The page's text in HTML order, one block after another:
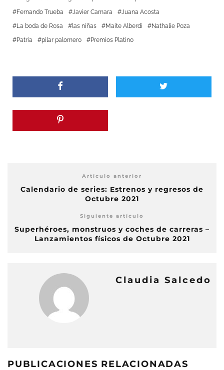
Fernando Trueba
Javier Camara
Juana Acosta
La boda de Rosa
las niñas Maite Alberdi
Nathalie Poza
Patria
pilar palomero Premios Platino
Artículo anterior
Calendario de series: Estrenos y regresos de
Octubre 2021
Siguiente artículo
Superhéroes, monstruos y coches de carreras –
Lanzamientos físicos de Octubre 2021
Claudia Salcedo
PUBLICACIONES RELACIONADAS